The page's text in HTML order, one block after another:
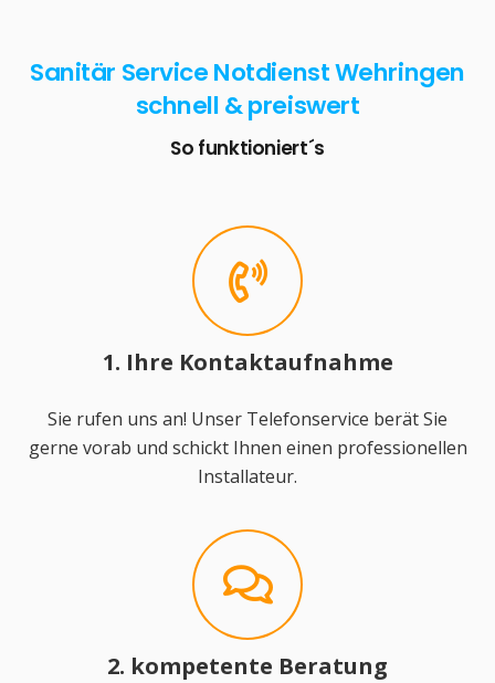
Sanitär Service Notdienst Wehringen
schnell & preiswert
So funktioniert´s
1. Ihre Kontaktaufnahme
Sie rufen uns an! Unser Telefonservice berät Sie
gerne vorab und schickt Ihnen einen professionellen
Installateur.
2. kompetente Beratung